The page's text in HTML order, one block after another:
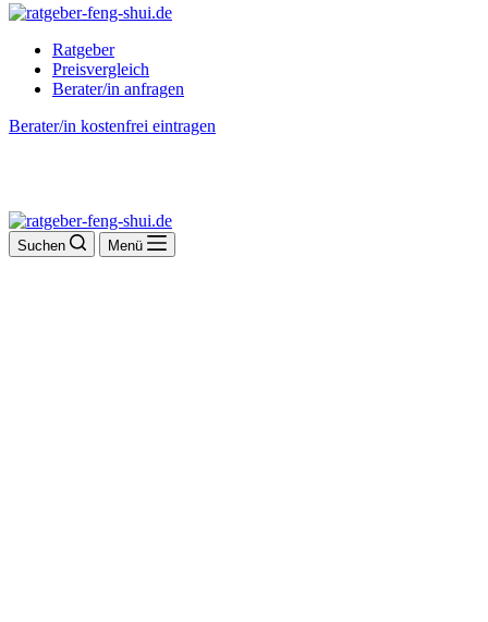
Ratgeber
Preisvergleich
Berater/in anfragen
Berater/in kostenfrei eintragen
Suchen Menü